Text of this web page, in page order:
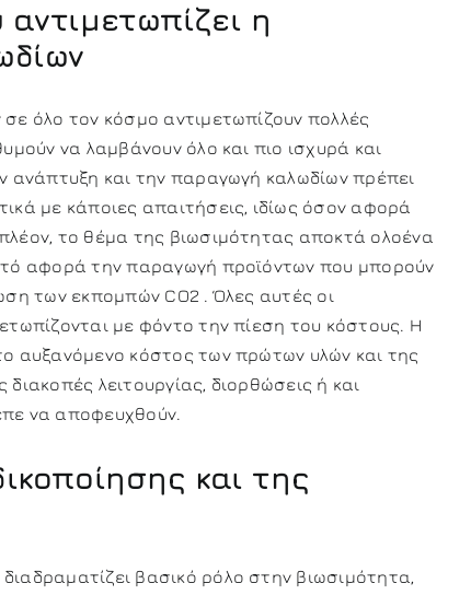
η
όλο τον κόσμο αντιμετωπίζουν πολλές
να λαμβάνουν όλο και πιο ισχυρά και
ανάπτυξη και την παραγωγή καλωδίων πρέπει
με κάποιες απαιτήσεις, ιδίως όσον αφορά
το θέμα της βιωσιμότητας αποκτά ολοένα
αφορά την παραγωγή προϊόντων που μπορούν
των εκπομπών CO2 . Όλες αυτές οι
με φόντο την πίεση του κόστους. Η
αυξανόμενο κόστος των πρώτων υλών και της
λειτουργίας, διορθώσεις ή και
να αποφευχθούν.
και της
βασικό ρόλο στην βιωσιμότητα,